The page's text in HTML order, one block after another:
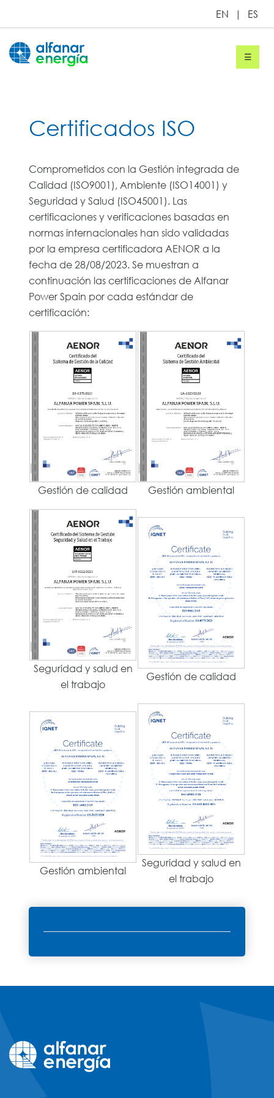
Proyectos
Sobre
Alfanar
Energía
Ética
y
Compliance
Sistema
Integrado
de
Gestión
EN | ES
☰
Certificados ISO
Comprometidos con la Gestión integrada de
Calidad (ISO9001), Ambiente (ISO14001) y
Seguridad y Salud (ISO45001). Las
certificaciones y verificaciones basadas en
normas internacionales han sido validadas
por la empresa certificadora AENOR a la
fecha de 28/08/2023. Se muestran a
continuación las certificaciones de Alfanar
Power Spain por cada estándar de
certificación:
Gestión de calidad Gestión ambiental
Seguridad y salud en
el trabajo
Gestión de calidad
Gestión ambiental
Seguridad y salud en
el trabajo